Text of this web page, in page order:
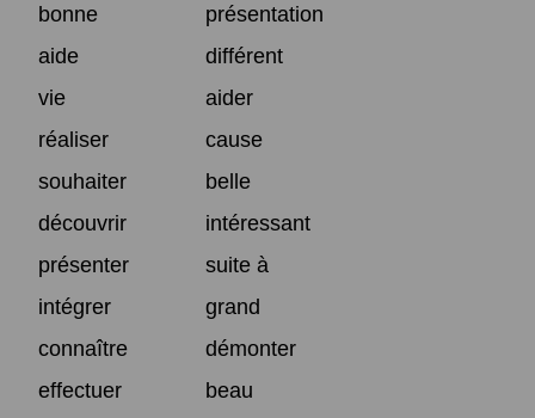
bonne
présentation
aide
différent
vie
aider
réaliser
cause
souhaiter
belle
découvrir
intéressant
présenter
suite à
intégrer
grand
connaître
démonter
effectuer
beau